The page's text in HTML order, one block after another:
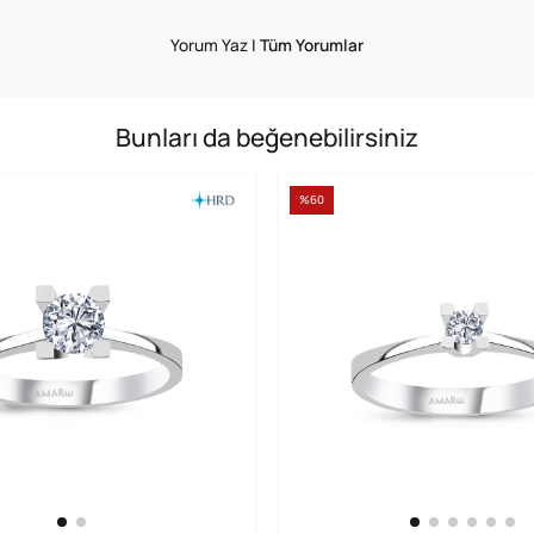
Yorum Yaz | Tüm Yorumlar
Bunları da beğenebilirsiniz
%60